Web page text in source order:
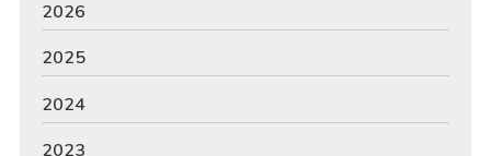
2026
2025
2024
2023